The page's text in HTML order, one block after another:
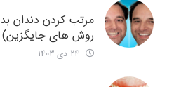
مرتب کردن دندان
روش های جایگزین)